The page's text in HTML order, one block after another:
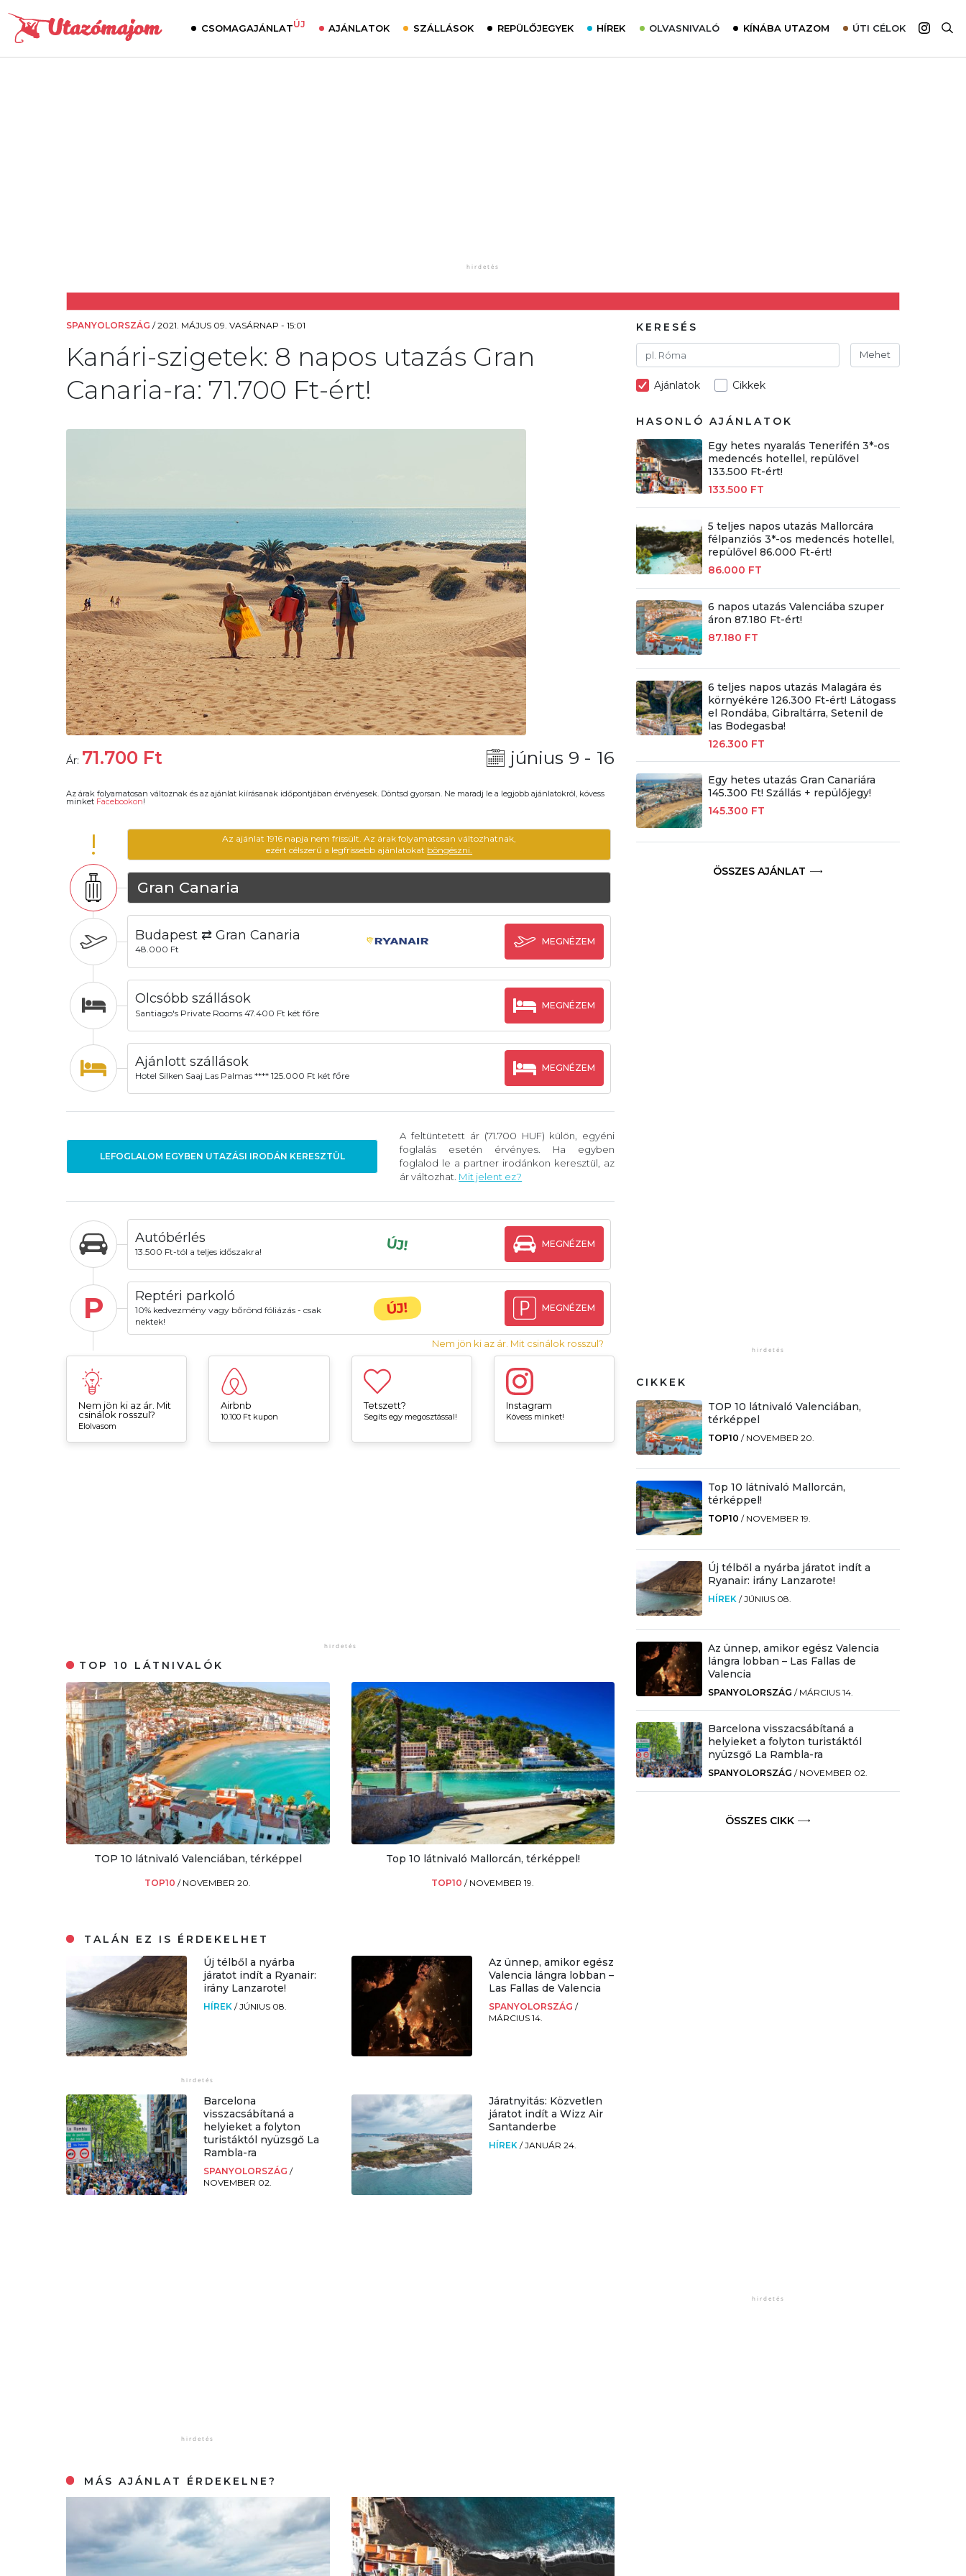
CSOMAGAJÁNLATÚJ AJÁNLATOK SZÁLLÁSOK REPÜLŐJEGYEK HÍREK OLVASNIVALÓ KÍNÁBA UTAZOM ÚTI CÉLOK
SPANYOLORSZÁG /2021. MÁJUS 09. VASÁRNAP - 15:01
Kanári-szigetek: 8 napos utazás Gran
Canaria-ra: 71.700 Ft-ért!
Ár: 71.700 Ft június 9 - 16
Az árak folyamatosan változnak és az ajánlat kiírásanak időpontjában érvényesek. Döntsd gyorsan. Ne maradj le a legjobb ajánlatokról, kövess
minket Facebookon!
!
Az ajánlat 1916 napja nem frissült. Az árak folyamatosan változhatnak,
ezért célszerű a legfrissebb ajánlatokat böngészni.
Gran Canaria
Budapest ⇄ Gran Canaria
48.000 Ft
MEGNÉZEM
Olcsóbb szállások
Santiago's Private Rooms 47.400 Ft két főre
MEGNÉZEM
Ajánlott szállások
Hotel Silken Saaj Las Palmas **** 125.000 Ft két főre
MEGNÉZEM
LEFOGLALOM EGYBEN UTAZÁSI IRODÁN KERESZTÜL
A feltüntetett ár (71.700 HUF) külön, egyéni
foglalás esetén érvényes. Ha egyben
foglalod le a partner irodánkon keresztül, az
ár változhat. Mit jelent ez?
Autóbérlés
13.500 Ft-tól a teljes időszakra! ÚJ! MEGNÉZEM
P Reptéri parkoló
10% kedvezmény vagy bőrönd fóliázás - csak
nektek!
ÚJ! MEGNÉZEM
Nem jön ki az ár. Mit csinálok rosszul?
Nem jön ki az ár. Mit
csinálok rosszul?
Elolvasom
Airbnb
10.100 Ft kupon
Tetszett?
Segíts egy megosztással!
Instagram
Kövess minket!
TOP 10 LÁTNIVALÓK
TOP 10 látnivaló Valenciában, térképpel
TOP10/ NOVEMBER 20.
Top 10 látnivaló Mallorcán, térképpel!
TOP10/ NOVEMBER 19.
TALÁN EZ IS ÉRDEKELHET
Új télből a nyárba
járatot indít a Ryanair:
irány Lanzarote!
HÍREK/JÚNIUS 08.
Az ünnep, amikor egész
Valencia lángra lobban –
Las Fallas de Valencia
SPANYOLORSZÁG /
MÁRCIUS 14.
Barcelona
visszacsábítaná a
helyieket a folyton
turistáktól nyüzsgő La
Rambla-ra
SPANYOLORSZÁG/
NOVEMBER 02.
Járatnyitás: Közvetlen
járatot indít a Wizz Air
Santanderbe
HÍREK /JANUÁR 24.
MÁS AJÁNLAT ÉRDEKELNE?
KERESÉS
Mehet
Ajánlatok Cikkek
HASONLÓ AJÁNLATOK
Egy hetes nyaralás Tenerifén 3*-os
medencés hotellel, repülővel
133.500 Ft-ért!
133.500 FT
5 teljes napos utazás Mallorcára
félpanziós 3*-os medencés hotellel,
repülővel 86.000 Ft-ért!
86.000 FT
6 napos utazás Valenciába szuper
áron 87.180 Ft-ért!
87.180 FT
6 teljes napos utazás Malagára és
környékére 126.300 Ft-ért! Látogass
el Rondába, Gibraltárra, Setenil de
las Bodegasba!
126.300 FT
Egy hetes utazás Gran Canariára
145.300 Ft! Szállás + repülőjegy!
145.300 FT
ÖSSZES AJÁNLAT
CIKKEK
TOP 10 látnivaló Valenciában,
térképpel
TOP10 / NOVEMBER 20.
Top 10 látnivaló Mallorcán,
térképpel!
TOP10 / NOVEMBER 19.
Új télből a nyárba járatot indít a
Ryanair: irány Lanzarote!
HÍREK /JÚNIUS 08.
Az ünnep, amikor egész Valencia
lángra lobban – Las Fallas de
Valencia
SPANYOLORSZÁG / MÁRCIUS 14.
Barcelona visszacsábítaná a
helyieket a folyton turistáktól
nyüzsgő La Rambla-ra
SPANYOLORSZÁG / NOVEMBER 02.
ÖSSZES CIKK